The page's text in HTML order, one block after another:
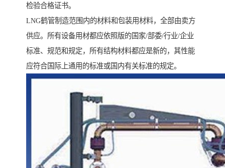
检验合格证书。
LNG鹤管制造范围内的材料和包装用材料，全部由卖方
供应。所有设备用材都应依照版的国家/部委/行业/企业
标准、规范和规定，所有结构材料都应是新的，其性能
应符合国际上通用的标准或国内有关标准的规定。